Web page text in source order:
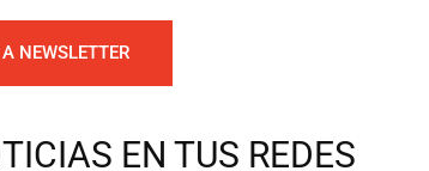
NEWSLETTER
EN TUS REDES